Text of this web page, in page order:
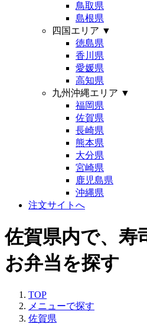
鳥取県
島根県
四国エリア ▼
徳島県
香川県
愛媛県
高知県
九州沖縄エリア ▼
福岡県
佐賀県
長崎県
熊本県
大分県
宮崎県
鹿児島県
沖縄県
注文サイトへ
佐賀県内で、寿
お弁当を探す
TOP
メニューで探す
佐賀県